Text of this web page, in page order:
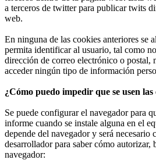
a terceros de twitter para publicar twits
web.
En ninguna de las cookies anteriores se
permita identificar al usuario, tal como
dirección de correo electrónico o postal,
acceder ningún tipo de información
¿Cómo puedo impedir que se usen las
Se puede configurar el navegador para
informe cuando se instale alguna en el
depende del navegador y será
desarrollador para saber cómo autorizar,
navegador: